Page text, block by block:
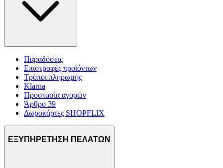
Παραδόσεις
Επιστροφές προϊόντων
Τρόποι πληρωμής
Klarna
Προστασία αγορών
Άρθρο 39
Δωροκάρτες SHOPFLIX
ΕΞΥΠΗΡΕΤΗΣΗ ΠΕΛΑΤΩΝ